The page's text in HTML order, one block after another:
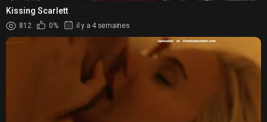
Kissing Scarlett
812 0% il y a 4 semaines